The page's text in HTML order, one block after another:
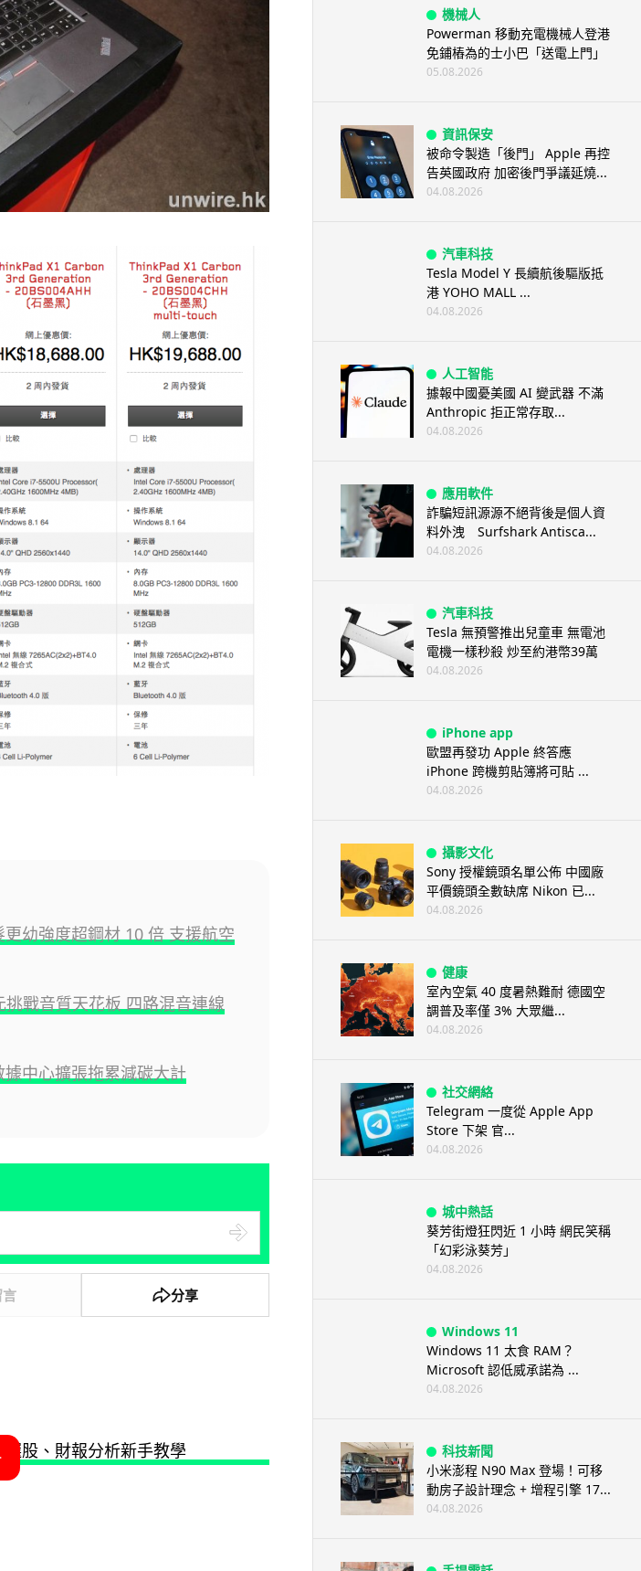
幼強度超鋼材 10 倍 支援航空
戰音質天花板 四路混音連線
中心擴張拖累減碳大計
分享
機械人
Powerman 移動充電機械人登港
免鋪樁為的士小巴「送電上門」
05.08.2026
資訊保安
被命令製造「後門」 Apple 再控
告英國政府 加密後門爭議延燒...
04.08.2026
汽車科技
Tesla Model Y 長續航後驅版抵
港 YOHO MALL ...
04.08.2026
人工智能
據報中國憂美國 AI 變武器 不滿
Anthropic 拒正常存取...
04.08.2026
應用軟件
詐騙短訊源源不絕背後是個人資
料外洩 Surfshark Antisca...
04.08.2026
汽車科技
Tesla 無預警推出兒童車 無電池
電機一樣秒殺 炒至約港幣39萬
04.08.2026
iPhone app
歐盟再發功 Apple 終答應
iPhone 跨機剪貼簿將可貼 ...
04.08.2026
攝影文化
Sony 授權鏡頭名單公佈 中國廠
平價鏡頭全數缺席 Nikon 已...
04.08.2026
健康
室內空氣 40 度暑熱難耐 德國空
調普及率僅 3% 大眾繼...
04.08.2026
社交網絡
Telegram 一度從 Apple App
Store 下架 官...
04.08.2026
城中熱話
葵芳街燈狂閃近 1 小時 網民笑稱
「幻彩泳葵芳」
04.08.2026
Windows 11
Windows 11 太食 RAM？
Microsoft 認低威承諾為 ...
04.08.2026
科技新聞
小米澎程 N90 Max 登場！可移
動房子設計理念 + 增程引擎 17...
04.08.2026